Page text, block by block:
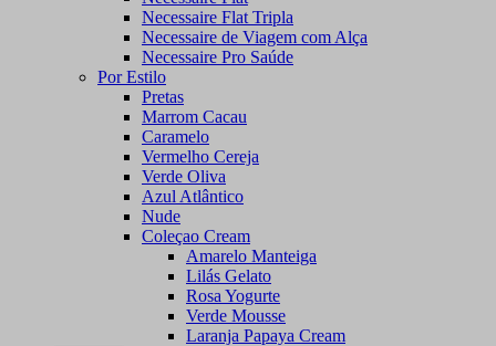
Necessaire Flat Tripla
Necessaire de Viagem com Alça
Necessaire Pro Saúde
Por Estilo
Pretas
Marrom Cacau
Caramelo
Vermelho Cereja
Verde Oliva
Azul Atlântico
Nude
Coleçao Cream
Amarelo Manteiga
Lilás Gelato
Rosa Yogurte
Verde Mousse
Laranja Papaya Cream